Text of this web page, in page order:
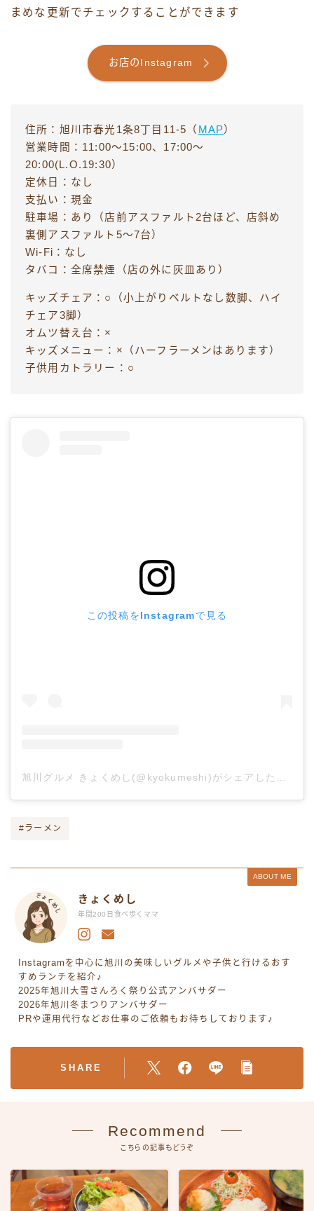
まめな更新でチェックすることができます
お店のInstagram
住所：旭川市春光1条8丁目11-5（ MAP）
営業時間：11:00～15:00、17:00～
20:00(L.O.19:30）
定休日：なし
支払い：現金
駐車場：あり（店前アスファルト2台ほど、店斜め
裏側アスファルト5〜7台）
Wi-Fi：なし
タバコ：全席禁煙（店の外に灰皿あり）
キッズチェア：○（小上がりベルトなし数脚、ハイ
チェア3脚）
オムツ替え台：×
キッズメニュー：×（ハーフラーメンはあります）
子供用カトラリー：○
この投稿をInstagramで見る
#ラーメン
ABOUT ME
きょくめし
年間200日食べ歩くママ
Instagramを中心に旭川の美味しいグルメや子供と行けるおす
すめランチを紹介♪
2025年旭川大雪さんろく祭り公式アンバサダー
2026年旭川冬まつりアンバサダー
PRや運用代行などお仕事のご依頼もお待ちしております♪
SHARE
Recommend
こちらの記事もどうぞ